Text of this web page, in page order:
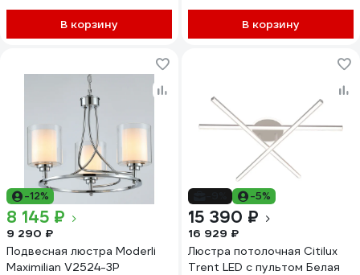
В корзину В корзину
-12%
8 145 ₽
9 290 ₽
Подвесная люстра Moderli
Maximilian V2524-3P
-5%
15 390 ₽
16 929 ₽
Люстра потолочная Citilux
Trent LED с пультом Белая